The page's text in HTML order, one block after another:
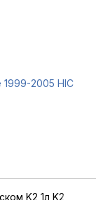
2005 HIC